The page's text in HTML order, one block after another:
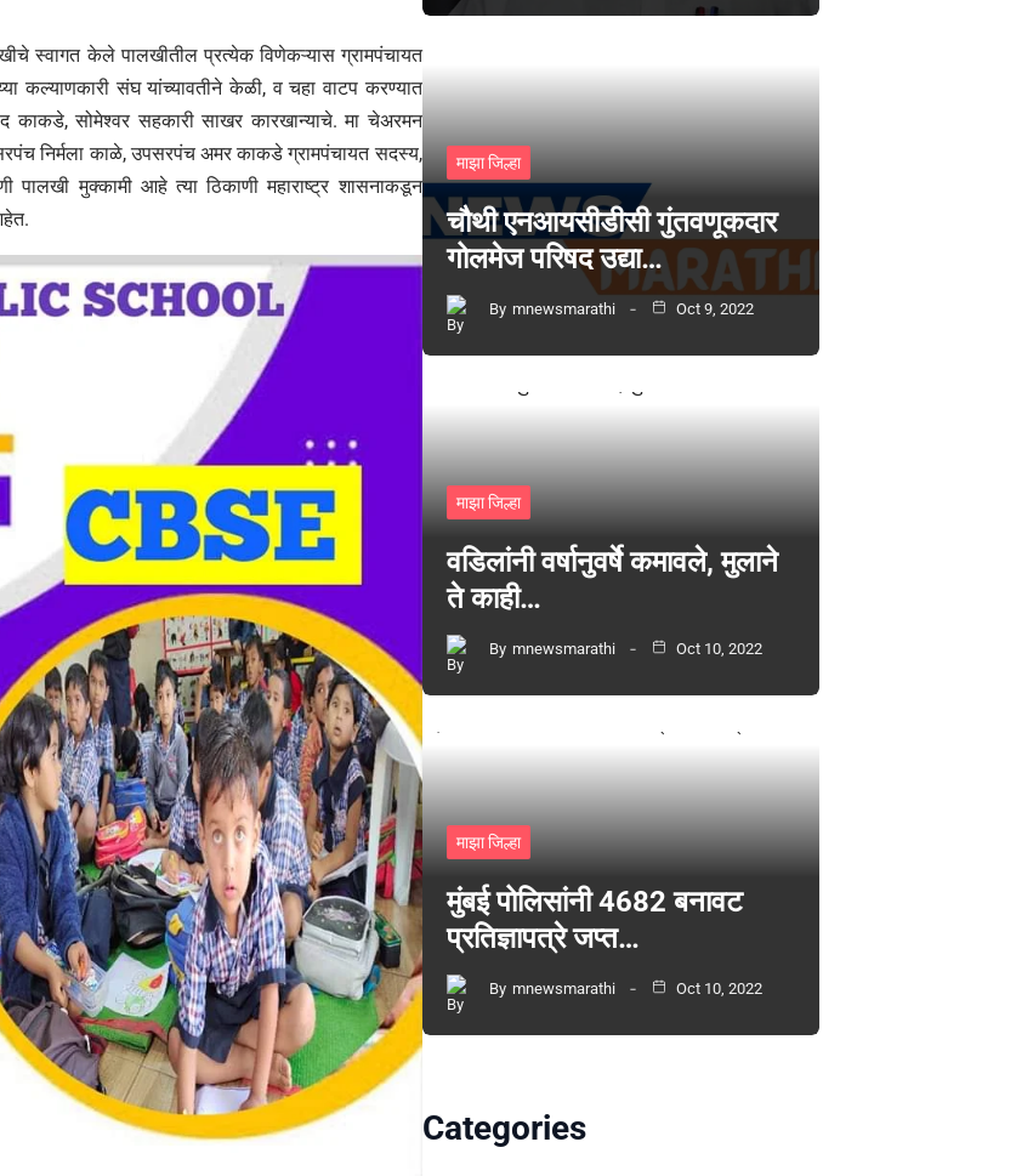
स्वागत केले पालखीतील प्रत्येक विणेकऱ्यास ग्रामपंचायत
संघ यांच्यावतीने केळी, व चहा वाटप करण्यात
काकडे, सोमेश्वर सहकारी साखर कारखान्याचे. मा चेअरमन
निर्मला काळे, उपसरपंच अमर काकडे ग्रामपंचायत सदस्य,
पालखी मुक्कामी आहे त्या ठिकाणी महाराष्ट्र शासनाकडून
माझा जिल्हा
चौथी एनआयसीडीसी गुंतवणूकदार
गोलमेज परिषद उद्या…
By mnewsmarathi Oct 9, 2022
माझा जिल्हा
वडिलांनी वर्षानुवर्षे कमावले, मुलाने
ते काही…
By mnewsmarathi Oct 10, 2022
माझा जिल्हा
मुंबई पोलिसांनी 4682 बनावट
प्रतिज्ञापत्रे जप्त…
By mnewsmarathi Oct 10, 2022
Categories